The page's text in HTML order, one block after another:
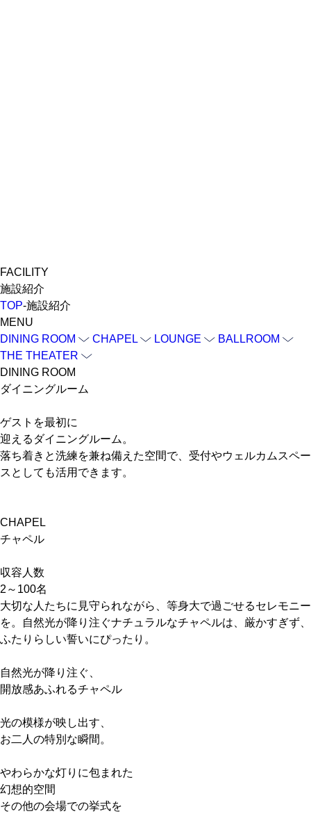
FACILITY
施設紹介
TOP-施設紹介
MENU
DINING ROOM
CHAPEL LOUNGE
BALLROOM
THE THEATER
DINING ROOM
ダイニングルーム
ゲストを最初に
迎えるダイニングルーム。
落ち着きと洗練を兼ね備えた空間で、受付やウェルカムスペー
スとしても活用できます。
CHAPEL
チャペル
収容人数
2～100名
大切な人たちに見守られながら、等身大で過ごせるセレモニー
を。自然光が降り注ぐナチュラルなチャペルは、厳かすぎず、
ふたりらしい誓いにぴったり。
自然光が降り注ぐ、
開放感あふれるチャペル
光の模様が映し出す、
お二人の特別な瞬間。
やわらかな灯りに包まれた
幻想的空間
その他の会場での挙式を